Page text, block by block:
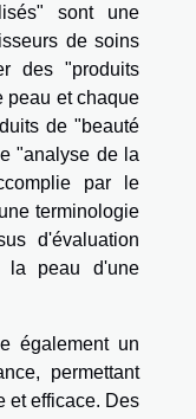
sont une
de soins
des "produits
peau et chaque
de "beauté
"analyse de la
par le
terminologie
d'évaluation
la peau d'une
également un
permettant
et efficace. Des